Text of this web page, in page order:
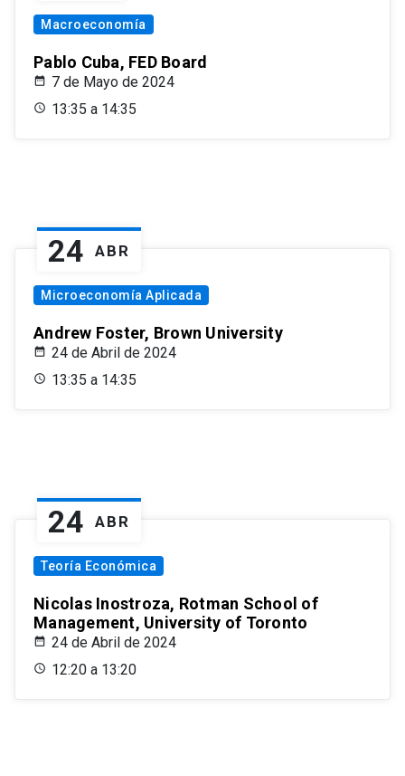
Macroeconomía
Pablo Cuba, FED Board
7 de Mayo de 2024
13:35 a 14:35
24 ABR
Microeconomía Aplicada
Andrew Foster, Brown University
24 de Abril de 2024
13:35 a 14:35
24 ABR
Teoría Económica
Nicolas Inostroza, Rotman School of
Management, University of Toronto
24 de Abril de 2024
12:20 a 13:20